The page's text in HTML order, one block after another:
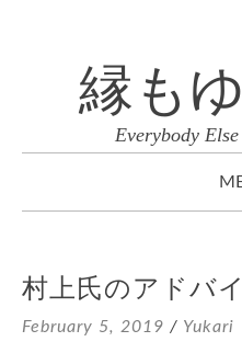
縁も
Everybody
CONTENT
村上氏のアドバ
February 5, 2019 / Yukari